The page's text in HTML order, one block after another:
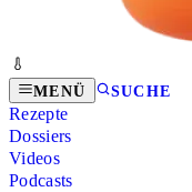
MENÜ SUCHE
Rezepte
Dossiers
Videos
Podcasts